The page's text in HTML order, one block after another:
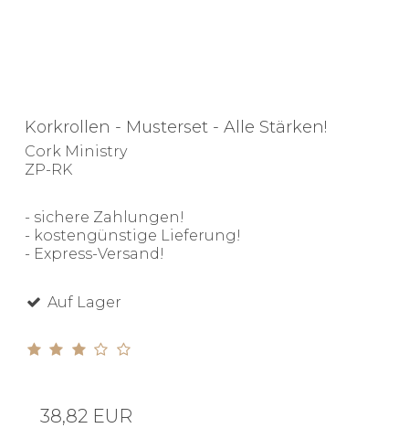
Korkrollen - Musterset - Alle Stärken!
Cork Ministry
ZP-RK
- sichere Zahlungen!
- kostengünstige Lieferung!
- Express-Versand!
Auf Lager
38,82 EUR